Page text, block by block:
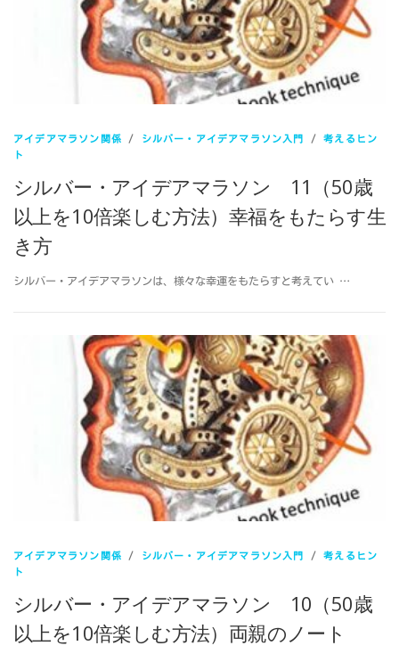
アイデアマラソン関係 / シルバー・アイデアマラソン入門 /考えるヒン
ト
シルバー・アイデアマラソン 11（50歳
以上を10倍楽しむ方法）幸福をもたらす生
き方
シルバー・アイデアマラソンは、様々な幸運をもたらすと考えてい …
アイデアマラソン関係 / シルバー・アイデアマラソン入門 /考えるヒン
ト
シルバー・アイデアマラソン 10（50歳
以上を10倍楽しむ方法）両親のノート